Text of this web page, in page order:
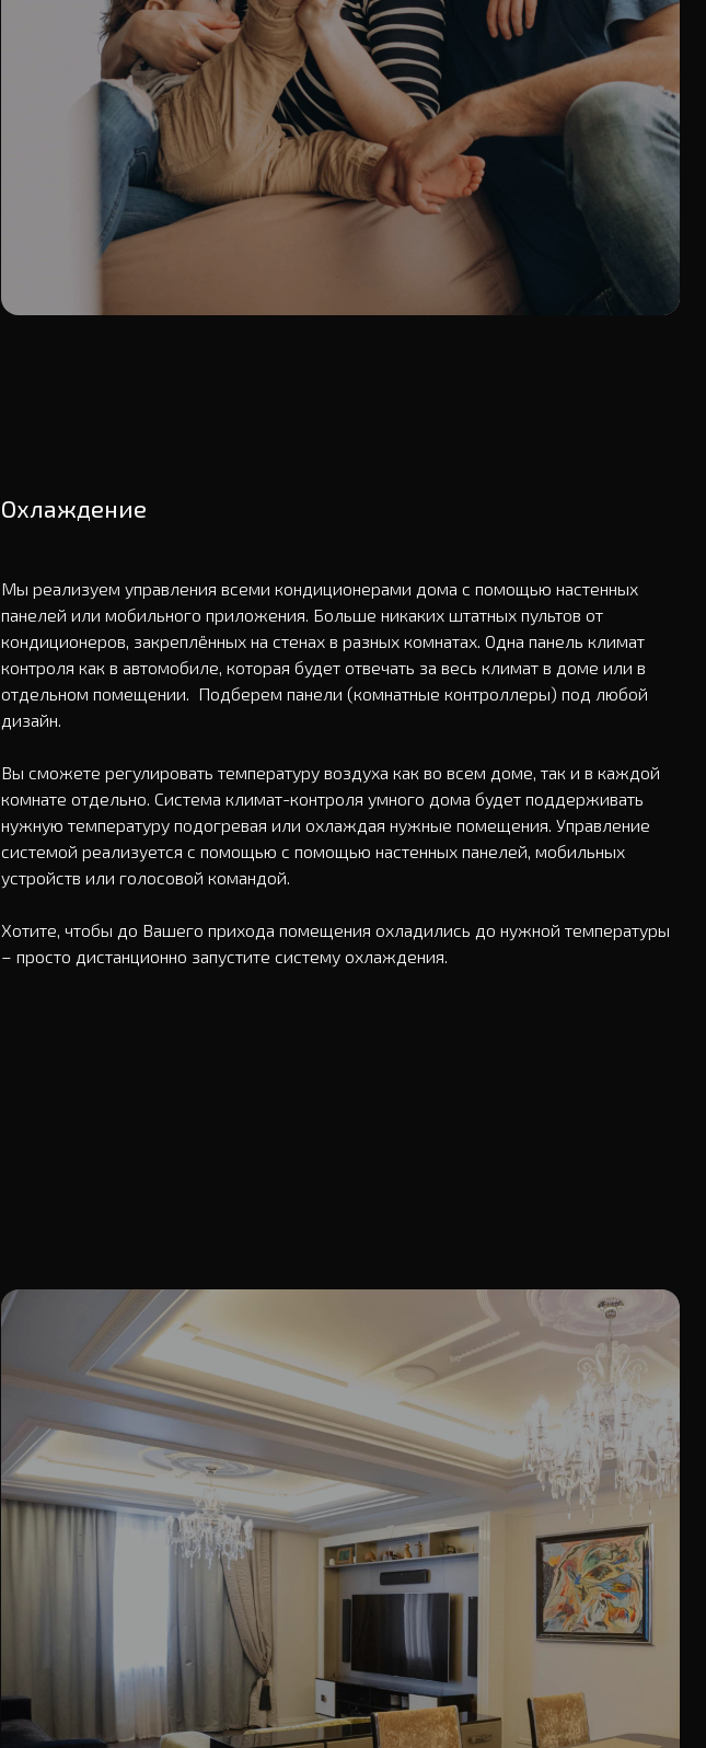
Охлаждение
Мы реализуем управления всеми кондиционерами дома с помощью настенных
панелей или мобильного приложения. Больше никаких штатных пультов от
кондиционеров, закреплённых на стенах в разных комнатах. Одна панель климат
контроля как в автомобиле, которая будет отвечать за весь климат в доме или в
отдельном помещении.  Подберем панели (комнатные контроллеры) под любой
дизайн.
Вы сможете регулировать температуру воздуха как во всем доме, так и в каждой
комнате отдельно. Система климат-контроля умного дома будет поддерживать
нужную температуру подогревая или охлаждая нужные помещения. Управление
системой реализуется с помощью с помощью настенных панелей, мобильных
устройств или голосовой командой.
Хотите, чтобы до Вашего прихода помещения охладились до нужной температуры